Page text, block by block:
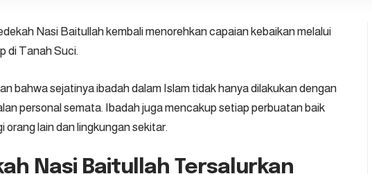
Nasi Baitullah kembali menorehkan capaian kebaikan melalui
di Tanah Suci.
bahwa sejatinya ibadah dalam Islam tidak hanya dilakukan dengan
personal semata. Ibadah juga mencakup setiap perbuatan baik
lain dan lingkungan sekitar.
Nasi Baitullah Tersalurkan